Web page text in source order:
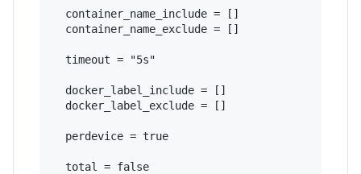
  container_name_include = []
  container_name_exclude = []
  timeout = "5s"
  docker_label_include = []
  docker_label_exclude = []
  perdevice = true
  total = false